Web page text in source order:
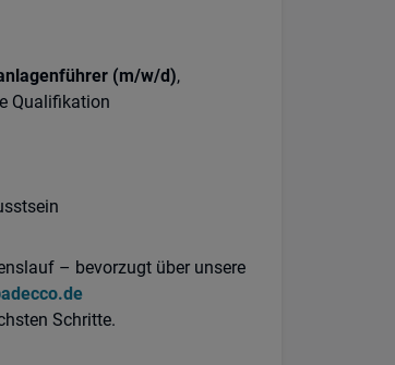
(m/w/d),
Qualifikation
– bevorzugt über unsere
Schritte.